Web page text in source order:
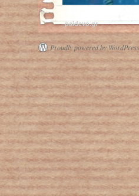
Ο πρώτος
καρχαριών
paidevo.gr
Proudly powered by WordPress.